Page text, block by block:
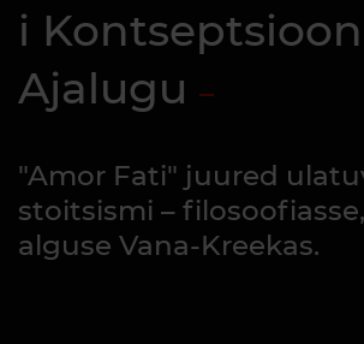
i
Ajalugu
"Amor Fati" juured
stoitsismi –
alguse Vana-Kreekas.